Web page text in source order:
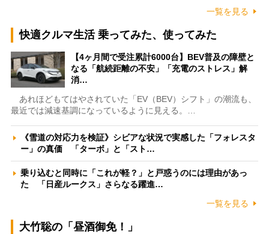
一覧を見る
快適クルマ生活 乗ってみた、使ってみた
【4ヶ月間で受注累計6000台】BEV普及の障壁と
なる「航続距離の不安」「充電のストレス」解
消…
あれほどもてはやされていた「EV（BEV）シフト」の潮流も、
最近では減速基調になっているように見える。…
《雪道の対応力を検証》シビアな状況で実感した「フォレスタ
ー」の真価 「ターボ」と「スト…
乗り込むと同時に「これが軽？」と戸惑うのには理由があっ
た 「日産ルークス」さらなる躍進…
一覧を見る
大竹聡の「昼酒御免！」